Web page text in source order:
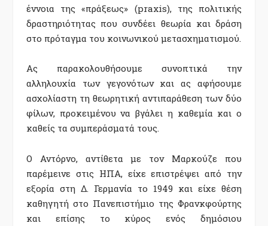
έννοια της «πράξεως» (praxis), της πολιτικής
δραστηριότητας που συνδέει θεωρία και δράση
στο πρόταγμα του κοινωνικού μετασχηματισμού.
Ας παρακολουθήσουμε συνοπτικά την
αλληλουχία των γεγονότων και ας αφήσουμε
ασχολίαστη τη θεωρητική αντιπαράθεση των δύο
φίλων, προκειμένου να βγάλει η καθεμία και ο
καθείς τα συμπεράσματά τους.
Ο Αντόρνο, αντίθετα με τον Μαρκούζε που
παρέμεινε στις ΗΠΑ, είχε επιστρέψει από την
εξορία στη Δ. Γερμανία το 1949 και είχε θέση
καθηγητή στο Πανεπιστήμιο της Φρανκφούρτης
και επίσης το κύρος ενός δημόσιου